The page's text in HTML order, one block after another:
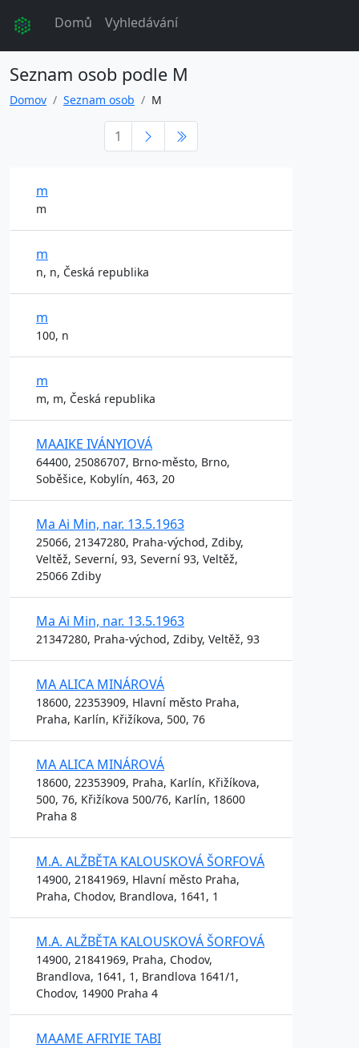
Domů Vyhledávání
Seznam osob podle M
Domov Seznam osob M
1
m
m
m
n, n, Česká republika
m
100, n
m
m, m, Česká republika
MAAIKE IVÁNYIOVÁ
64400, 25086707, Brno-město, Brno,
Soběšice, Kobylín, 463, 20
Ma Ai Min, nar. 13.5.1963
25066, 21347280, Praha-východ, Zdiby,
Veltěž, Severní, 93, Severní 93, Veltěž,
25066 Zdiby
Ma Ai Min, nar. 13.5.1963
21347280, Praha-východ, Zdiby, Veltěž, 93
MA ALICA MINÁROVÁ
18600, 22353909, Hlavní město Praha,
Praha, Karlín, Křižíkova, 500, 76
MA ALICA MINÁROVÁ
18600, 22353909, Praha, Karlín, Křižíkova,
500, 76, Křižíkova 500/76, Karlín, 18600
Praha 8
M.A. ALŽBĚTA KALOUSKOVÁ ŠORFOVÁ
14900, 21841969, Hlavní město Praha,
Praha, Chodov, Brandlova, 1641, 1
M.A. ALŽBĚTA KALOUSKOVÁ ŠORFOVÁ
14900, 21841969, Praha, Chodov,
Brandlova, 1641, 1, Brandlova 1641/1,
Chodov, 14900 Praha 4
MAAME AFRIYIE TABI